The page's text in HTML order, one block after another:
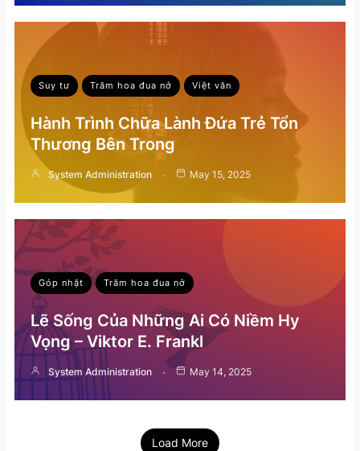
Suy tư Trăm hoa đua nở Việt văn
Hành Trình Chữa Lành Đứa Trẻ Tổn
Thương Bên Trong
System Administration May 15, 2025
Góp nhặt Trăm hoa đua nở
Lẽ Sống Của Những Ai Có Niềm Hy
Vọng – Viktor E. Frankl
System Administration May 14, 2025
Load More